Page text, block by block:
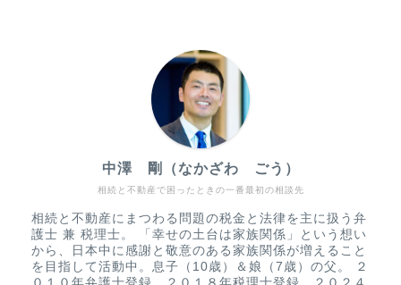
相続と不動産で困ったときの一番最初の相談先
中澤 剛（なかざわ ごう）
相続と不動産にまつわる問題の税金と法律を主に扱う弁
護士 兼 税理士。 「幸せの土台は家族関係」という想い
から、日本中に感謝と敬意のある家族関係が増えること
を目指して活動中。息子（10歳）＆娘（7歳）の父。 ２